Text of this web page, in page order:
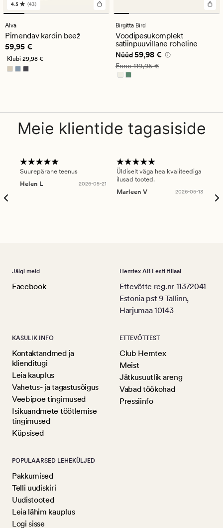
43
arvustust
keskmise
hinnanguga
4.5
4.5 (43)
Alva
Pimendav kardin beež
Pris_ee
59,95 €
Klubi 29,98 €
Birgitta Bird
Voodipesukomplekt
satiinpuuvillane roheline
Nåværende pris_ee
Nüüd59,98 €
Vanlig pris_ee
Enne119,95 €
Meie klientide tagasiside
Suurepärane teenus
Helen L
2026-05-21
Üldiselt väga hea kvaliteediga
ilusad tooted.
Marleen V
2026-05-13
Jälgi meid
Facebook
Hemtex AB Eesti filiaal
Ettevõtte reg.nr 11372041
Estonia pst 9 Tallinn,
Harjumaa 10143
KASULIK INFO
Kontaktandmed ja
klienditugi
Leia kauplus
Vahetus- ja tagastusõigus
Veebipoe tingimused
Isikuandmete töötlemise
tingimused
Küpsised
ETTEVÕTTEST
Club Hemtex
Meist
Jätkusuutlik areng
Vabad töökohad
Pressiinfo
POPULAARSED LEHEKÜLJED
Pakkumised
Telli uudiskiri
Uudistooted
Leia lähim kauplus
Logi sisse